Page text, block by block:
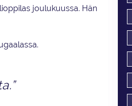
joulukuussa. Hän